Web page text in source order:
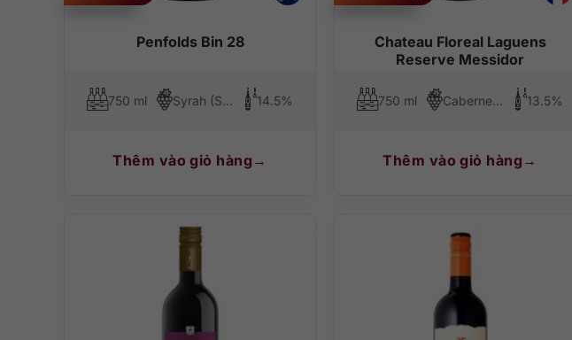
Penfolds Bin 28
750 ml Syrah (Shiraz) 14.5%
Thêm vào giỏ hàng
Chateau Floreal Laguens
Reserve Messidor
750 ml Cabernet Franc, Cabernet Sauvignon, Merlot 13.5%
Thêm vào giỏ hàng